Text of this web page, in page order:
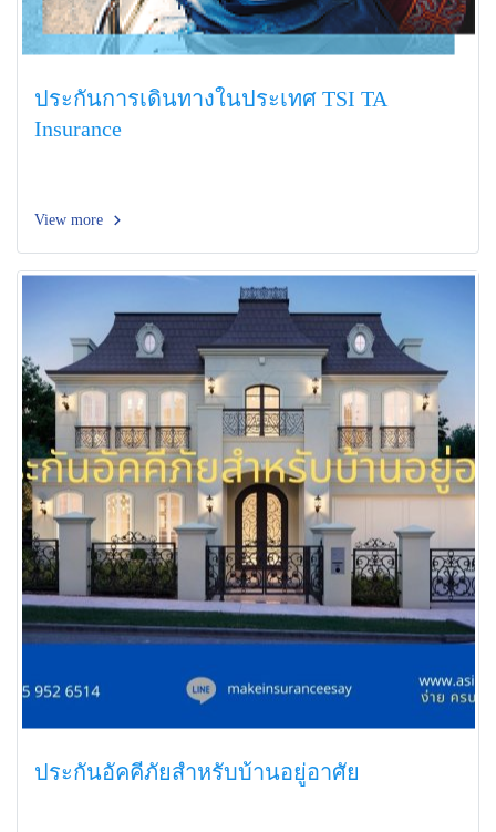
ประกันการเดินทางในประเทศ TSI TA
Insurance
View more
ประกันอัคคีภัยสำหรับบ้านอยู่อาศัย